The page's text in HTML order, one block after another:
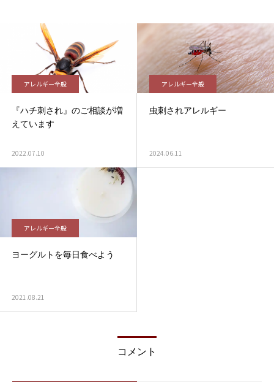
アレルギー全般
『ハチ刺され』のご相談が増
えています
2022.07.10
アレルギー全般
虫刺されアレルギー
2024.06.11
アレルギー全般
ヨーグルトを毎日食べよう
2021.08.21
コメント